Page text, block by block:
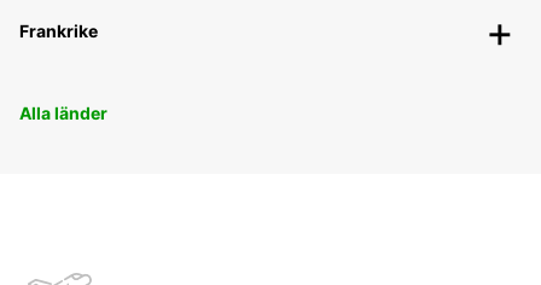
Frankrike
Alla länder